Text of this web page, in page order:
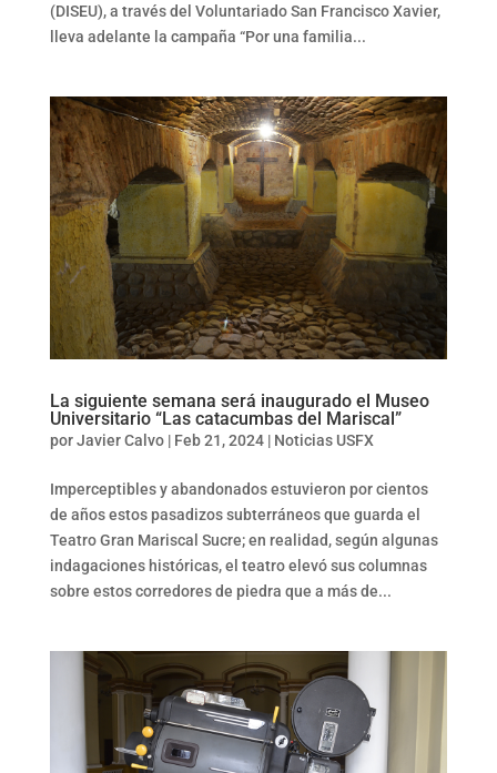
(DISEU), a través del Voluntariado San Francisco Xavier,
lleva adelante la campaña “Por una familia...
La siguiente semana será inaugurado el Museo
Universitario “Las catacumbas del Mariscal”
porJavier Calvo| Feb 21, 2024| Noticias USFX
Imperceptibles y abandonados estuvieron por cientos
de años estos pasadizos subterráneos que guarda el
Teatro Gran Mariscal Sucre; en realidad, según algunas
indagaciones históricas, el teatro elevó sus columnas
sobre estos corredores de piedra que a más de...